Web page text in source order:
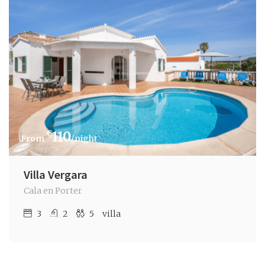
€110/night
Villa Vergara
Cala en Porter
3 2 5 villa